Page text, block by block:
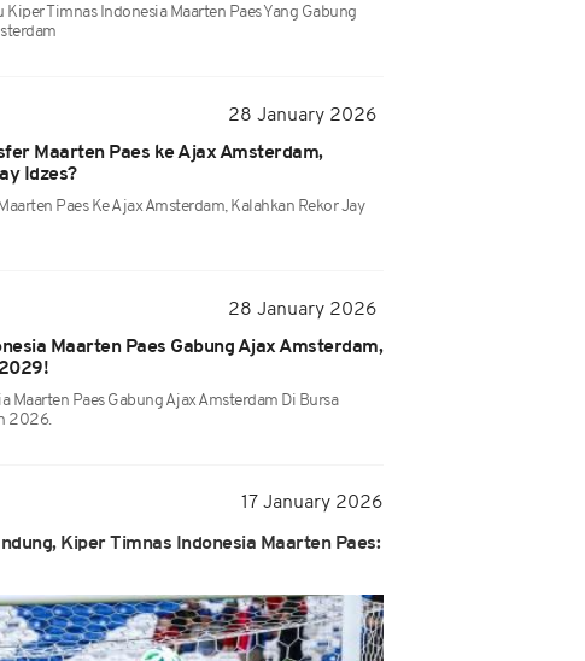
Kiper Timnas Indonesia Maarten Paes Yang Gabung
28 January 2026
Maarten Paes ke Ajax Amsterdam,
Idzes?
Paes Ke Ajax Amsterdam, Kalahkan Rekor Jay
28 January 2026
Maarten Paes Gabung Ajax Amsterdam,
Maarten Paes Gabung Ajax Amsterdam Di Bursa
2026.
17 January 2026
Kiper Timnas Indonesia Maarten Paes: